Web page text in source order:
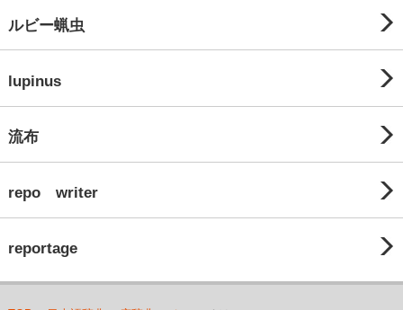
ルビー蝋虫
lupinus
流布
repo writer
reportage